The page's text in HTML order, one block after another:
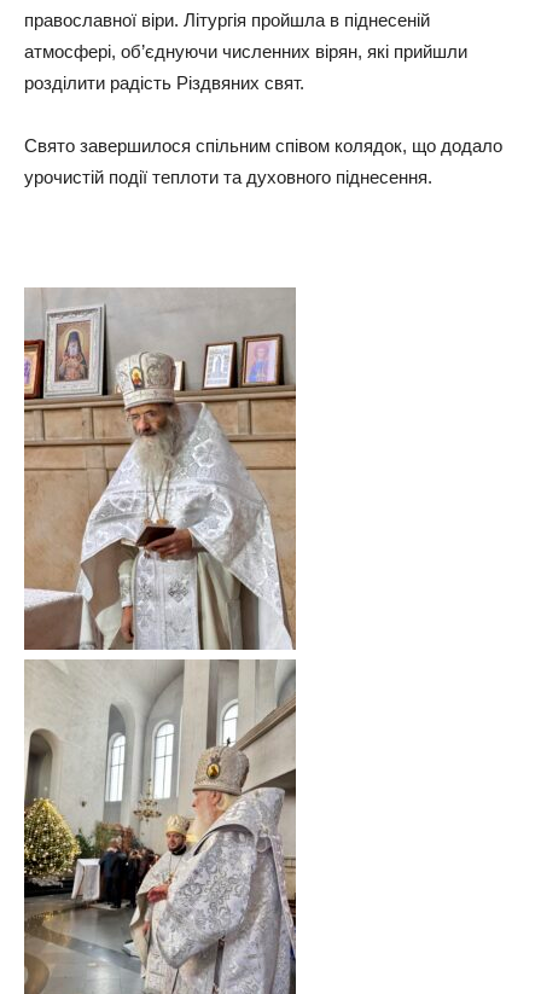
православної віри. Літургія пройшла в піднесеній
атмосфері, об’єднуючи численних вірян, які прийшли
розділити радість Різдвяних свят.
Свято завершилося спільним співом колядок, що додало
урочистій події теплоти та духовного піднесення.